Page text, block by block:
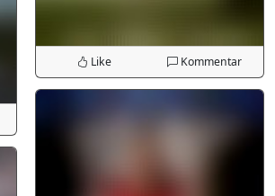
Like Kommentar